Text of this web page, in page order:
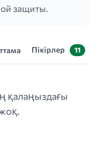
защиты.
Пікірлер 11
қалаңыздағы